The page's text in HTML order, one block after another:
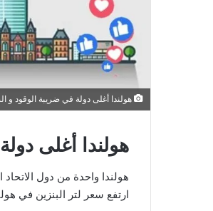
هولندا أغلى دولة في ضريبة الوقود و
هولندا أغلى
هولندا واحدة من دول الاتحاد
ارتفع سعر لتر البنزين في هولندا إلى 1.895 يورو، مطابقاً الرقم القياسي